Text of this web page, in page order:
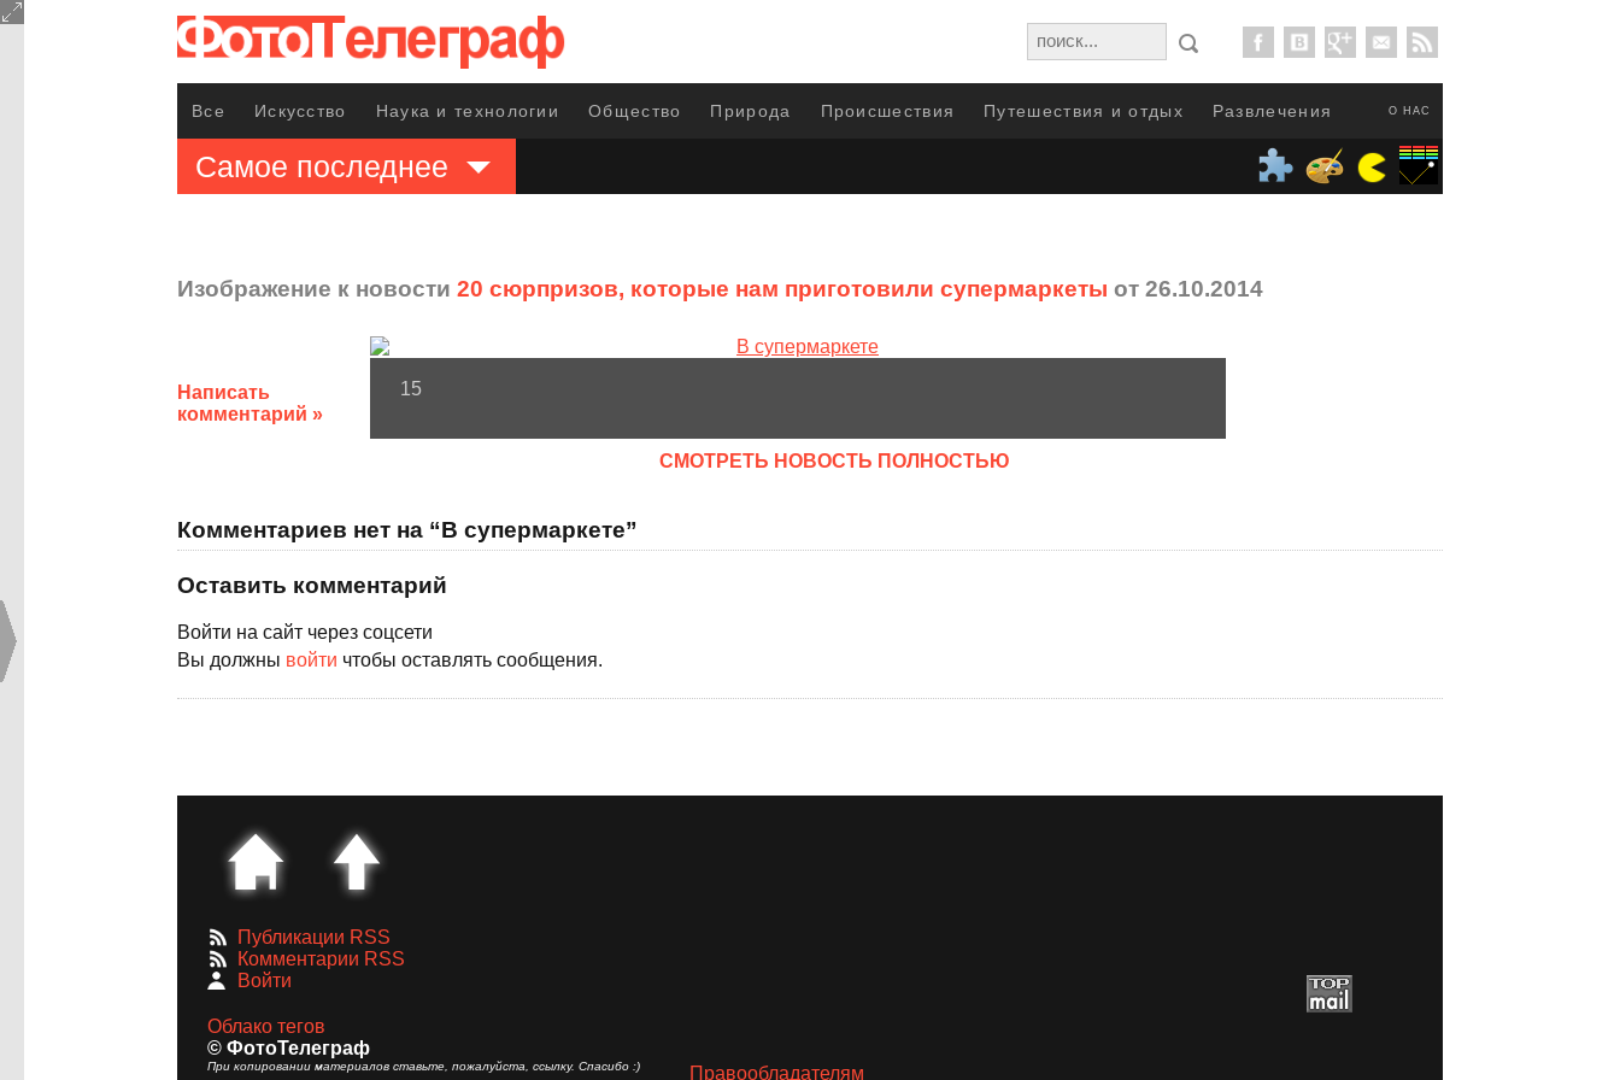
О НАС
Все Искусство Наука и технологии Общество Природа Происшествия Путешествия и отдых Развлечения
Самое последнее
Изображение к новости 20 сюрпризов, которые нам приготовили супермаркеты от 26.10.2014
Написать
комментарий »
15
CМОТРЕТЬ НОВОСТЬ ПОЛНОСТЬЮ
Комментариев нет на “В супермаркете”
Оставить комментарий
Войти на сайт через соцсети
Вы должны войти чтобы оставлять сообщения.
Публикации RSS
Комментарии RSS
Войти
Облако тегов
© ФотоТелеграф
При копировании материалов ставьте, пожалуйста, ссылку. Спасибо :) Правообладателям